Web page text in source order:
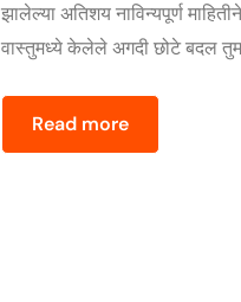
झालेल्या अतिशय नाविन्यपूर्ण
वास्तुमध्ये केलेले अगदी छोटे बदल
Read more